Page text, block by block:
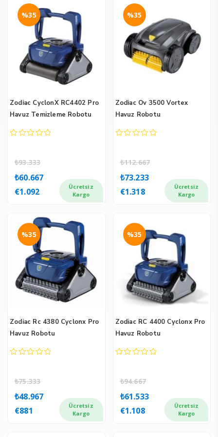
Zodiac CyclonX RC4402 Pro
Havuz Temizleme Robotu
₺93.333
Orijinal
fiyat:
₺93.333.
₺60.667Şu
andaki
fiyat:
₺60.667.
%35
€1.092
Ücretsiz
Kargo
Zodiac Ov 3500 Vortex
Havuz Robotu
₺112.667
Orijinal
fiyat:
₺112.667.
₺73.233Şu
andaki
fiyat:
₺73.233.
%35
€1.318
Ücretsiz
Kargo
Zodiac Rc 4380 Cyclonx Pro
Havuz Robotu
₺75.333
Orijinal
fiyat:
₺75.333.
₺48.967Şu
andaki
fiyat:
₺48.967.
%35
€881
Ücretsiz
Kargo
Zodiac RC 4400 Cyclonx Pro
Havuz Robotu
₺94.667
Orijinal
fiyat:
₺94.667.
₺61.533Şu
andaki
fiyat:
₺61.533.
%35
€1.108
Ücretsiz
Kargo